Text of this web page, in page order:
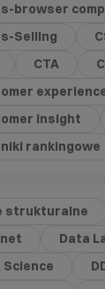
browser
Selling
CTA
Insight
rankingowe
strukturalne
Data
Science